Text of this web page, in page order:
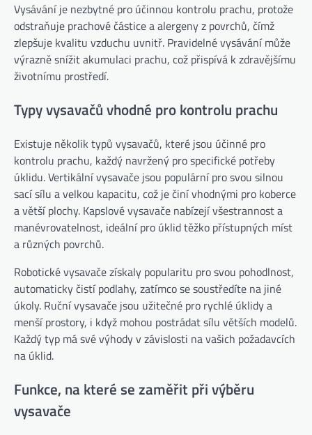
Vysávání je nezbytné pro účinnou kontrolu prachu, protože
odstraňuje prachové částice a alergeny z povrchů, čímž
zlepšuje kvalitu vzduchu uvnitř. Pravidelné vysávání může
výrazně snížit akumulaci prachu, což přispívá k zdravějšímu
životnímu prostředí.
Typy vysavačů vhodné pro kontrolu prachu
Existuje několik typů vysavačů, které jsou účinné pro
kontrolu prachu, každý navržený pro specifické potřeby
úklidu. Vertikální vysavače jsou populární pro svou silnou
sací sílu a velkou kapacitu, což je činí vhodnými pro koberce
a větší plochy. Kapslové vysavače nabízejí všestrannost a
manévrovatelnost, ideální pro úklid těžko přístupných míst
a různých povrchů.
Robotické vysavače získaly popularitu pro svou pohodlnost,
automaticky čistí podlahy, zatímco se soustředíte na jiné
úkoly. Ruční vysavače jsou užitečné pro rychlé úklidy a
menší prostory, i když mohou postrádat sílu větších modelů.
Každý typ má své výhody v závislosti na vašich požadavcích
na úklid.
Funkce, na které se zaměřit při výběru
vysavače